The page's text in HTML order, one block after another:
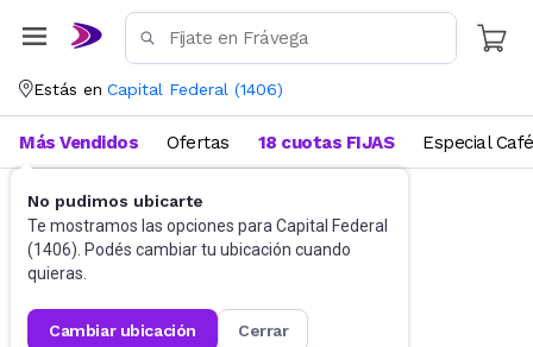
Estás en Capital Federal (1406)
No pudimos ubicarte
Te mostramos las opciones para Capital Federal
(1406). Podés cambiar tu ubicación cuando
quieras.
cambiar ubicación cerrar
Más Vendidos Ofertas 18 cuotas FIJAS Especial Café
Utensilios de cocina